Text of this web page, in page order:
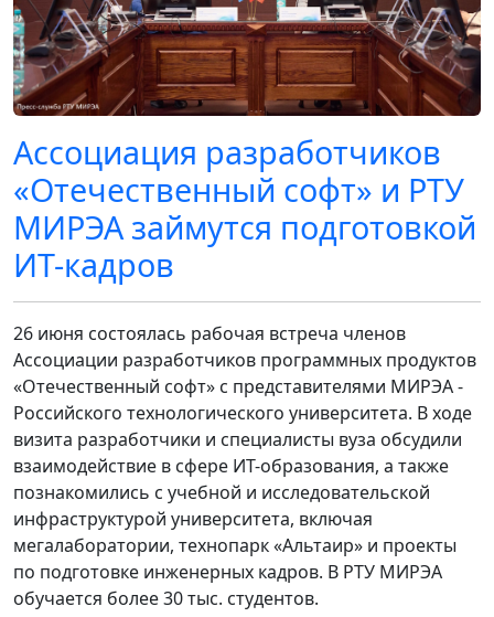
Ассоциация разработчиков
«Отечественный софт» и РТУ
МИРЭА займутся подготовкой
ИТ-кадров
26 июня состоялась рабочая встреча членов
Ассоциации разработчиков программных продуктов
«Отечественный софт» с представителями МИРЭА -
Российского технологического университета. В ходе
визита разработчики и специалисты вуза обсудили
взаимодействие в сфере ИТ-образования, а также
познакомились с учебной и исследовательской
инфраструктурой университета, включая
мегалаборатории, технопарк «Альтаир» и проекты
по подготовке инженерных кадров. В РТУ МИРЭА
обучается более 30 тыс. студентов.